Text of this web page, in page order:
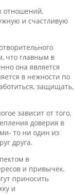
отношений,
и счастливую
что главным в
она является
в нежности по
защищать,
зависит от того,
доверия в
то ни один из
друга.
в
и привычек.
приносить
и